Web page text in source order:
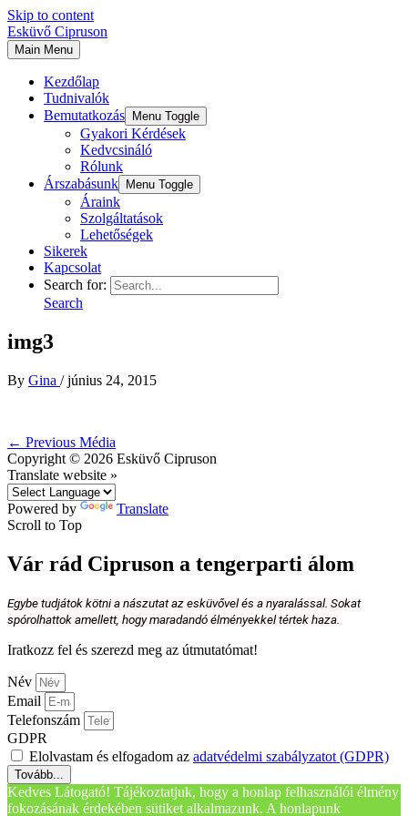
Skip to content
Esküvő Cipruson
Main Menu
Kezdőlap
Tudnivalók
Bemutatkozás
Menu Toggle
Gyakori Kérdések
Kedvcsináló
Rólunk
Árszabásunk
Menu Toggle
Áraink
Szolgáltatások
Lehetőségek
Sikerek
Kapcsolat
Search for:
Search
img3
By Gina /június 24, 2015
← Previous Média
Copyright © 2026 Esküvő Cipruson
Translate website »
Powered by
Translate
Scroll to Top
Vár rád Cipruson a tengerparti álom
Egybe tudjátok kötni a nászutat az esküvővel és a nyaralással. Sokat
spórolhattok amellett, hogy maradandó élményekkel tértek haza.
Iratkozz fel és szerezd meg az útmutatómat!
Név
Email
Telefonszám
GDPR
Elolvastam és elfogadom az adatvédelmi szabályzatot (GDPR)
Tovább...
Kedves Látogató! Tájékoztatjuk, hogy a honlap felhasználói élmény
fokozásának érdekében sütiket alkalmazunk. A honlapunk